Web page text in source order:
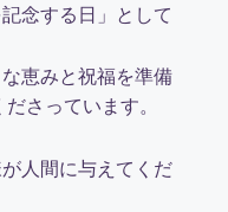
念する日」として
恵みと祝福を準備
さっています。
人間に与えてくだ